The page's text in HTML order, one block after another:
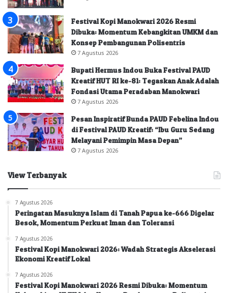
Festival Kopi Manokwari 2026 Resmi
Dibuka: Momentum Kebangkitan UMKM dan
Konsep Pembangunan Polisentris
7 Agustus 2026
Bupati Hermus Indou Buka Festival PAUD
Kreatif HUT RI ke-81: Tegaskan Anak Adalah
Fondasi Utama Peradaban Manokwari
7 Agustus 2026
Pesan Inspiratif Bunda PAUD Febelina Indou
di Festival PAUD Kreatif: “Ibu Guru Sedang
Melayani Pemimpin Masa Depan”
7 Agustus 2026
View Terbanyak
7 Agustus 2026
Peringatan Masuknya Islam di Tanah Papua ke-666 Digelar
Besok, Momentum Perkuat Iman dan Toleransi
7 Agustus 2026
Festival Kopi Manokwari 2026: Wadah Strategis Akselerasi
Ekonomi Kreatif Lokal
7 Agustus 2026
Festival Kopi Manokwari 2026 Resmi Dibuka: Momentum